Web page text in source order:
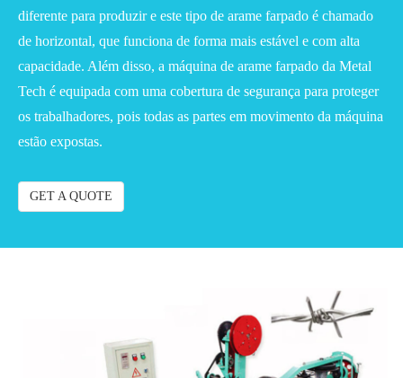
diferente para produzir e este tipo de arame farpado é chamado
de horizontal, que funciona de forma mais estável e com alta
capacidade. Além disso, a máquina de arame farpado da Metal
Tech é equipada com uma cobertura de segurança para proteger
os trabalhadores, pois todas as partes em movimento da máquina
estão expostas.
GET A QUOTE